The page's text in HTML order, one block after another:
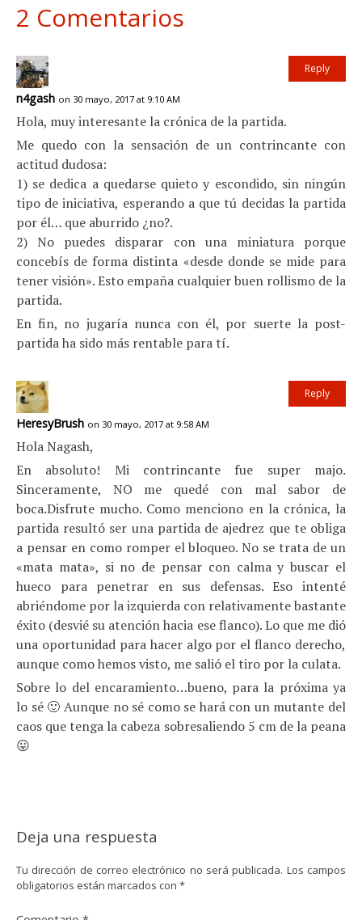
2 Comentarios
n4gash on 30 mayo, 2017 at 9:10 AM
Hola, muy interesante la crónica de la partida.
Me quedo con la sensación de un contrincante con
actitud dudosa:
1) se dedica a quedarse quieto y escondido, sin ningún
tipo de iniciativa, esperando a que tú decidas la partida
por él… que aburrido ¿no?.
2) No puedes disparar con una miniatura porque
concebís de forma distinta «desde donde se mide para
tener visión». Esto empaña cualquier buen rollismo de la
partida.
En fin, no jugaría nunca con él, por suerte la post-
partida ha sido más rentable para tí.
Reply
HeresyBrush on 30 mayo, 2017 at 9:58 AM
Hola Nagash,
En absoluto! Mi contrincante fue super majo.
Sinceramente, NO me quedé con mal sabor de
boca.Disfrute mucho. Como menciono en la crónica, la
partida resultó ser una partida de ajedrez que te obliga
a pensar en como romper el bloqueo. No se trata de un
«mata mata», si no de pensar con calma y buscar el
hueco para penetrar en sus defensas. Eso intenté
abriéndome por la izquierda con relativamente bastante
éxito (desvié su atención hacia ese flanco). Lo que me dió
una oportunidad para hacer algo por el flanco derecho,
aunque como hemos visto, me salió el tiro por la culata.
Sobre lo del encaramiento…bueno, para la próxima ya
lo sé 🙂 Aunque no sé como se hará con un mutante del
caos que tenga la cabeza sobresaliendo 5 cm de la peana
😛
Reply
Deja una respuesta
Tu dirección de correo electrónico no será publicada. Los campos
obligatorios están marcados con *